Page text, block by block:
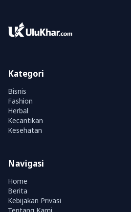
Kategori
Bisnis
Fashion
Herbal
Kecantikan
Kesehatan
Navigasi
Home
Berita
Kebijakan Privasi